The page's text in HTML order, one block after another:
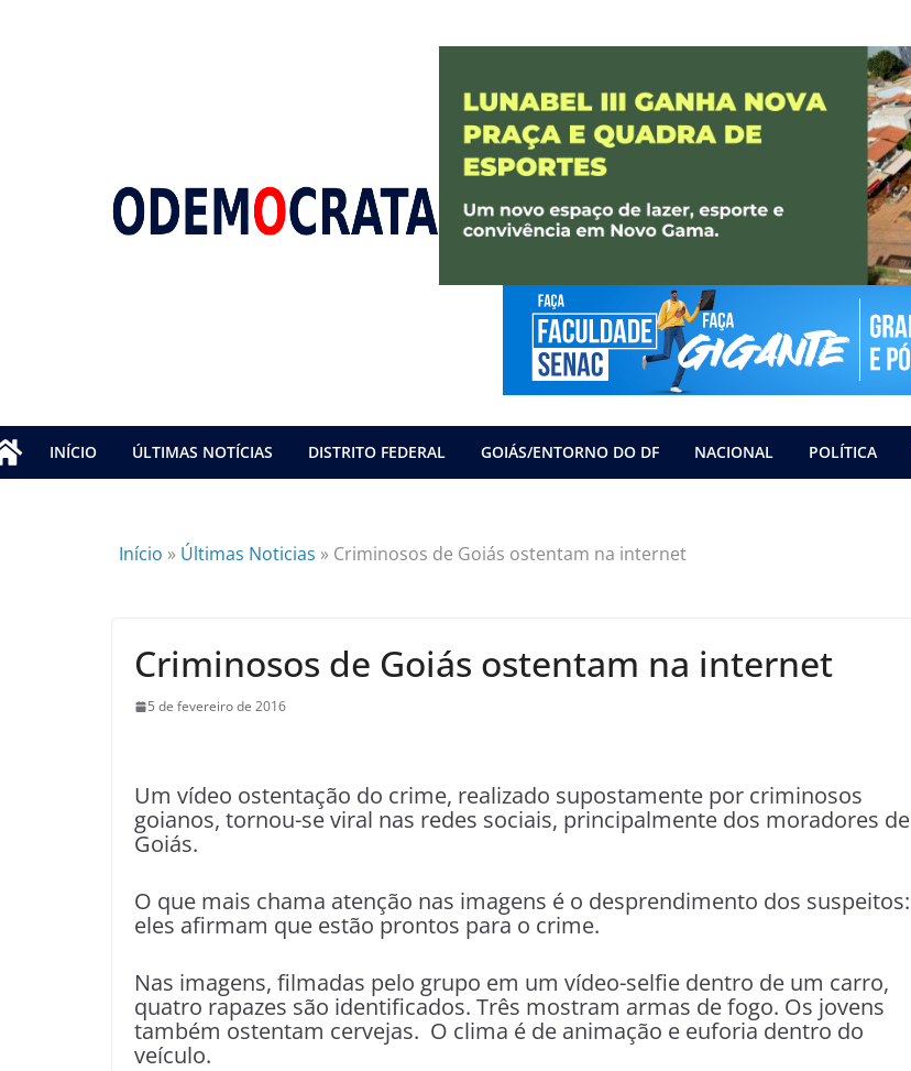
INÍCIO ÚLTIMAS NOTÍCIAS DISTRITO FEDERAL GOIÁS/ENTORNO DO DF NACIONAL POLÍTICA
Início » Últimas Noticias » Criminosos de Goiás ostentam na internet
Criminosos de Goiás ostentam na internet
5 de fevereiro de 2016
Um vídeo ostentação do crime, realizado supostamente por criminosos
goianos, tornou-se viral nas redes sociais, principalmente dos moradores de
Goiás.
O que mais chama atenção nas imagens é o desprendimento dos suspeitos:
eles afirmam que estão prontos para o crime.
Nas imagens, filmadas pelo grupo em um vídeo-selfie dentro de um carro,
quatro rapazes são identificados. Três mostram armas de fogo. Os jovens
também ostentam cervejas. O clima é de animação e euforia dentro do
veículo.